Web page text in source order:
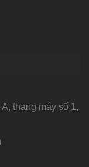
thang máy số 1,